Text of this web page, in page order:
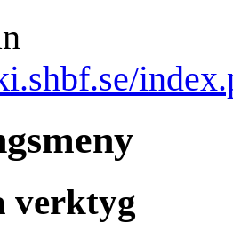
verktyg